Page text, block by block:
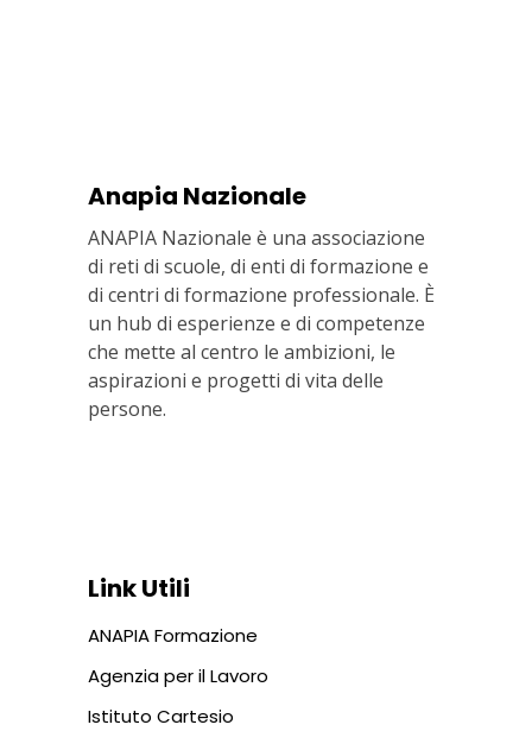
Anapia Nazionale
ANAPIA Nazionale è una associazione
di reti di scuole, di enti di formazione e
di centri di formazione professionale. È
un hub di esperienze e di competenze
che mette al centro le ambizioni, le
aspirazioni e progetti di vita delle
persone.
Link Utili
ANAPIA Formazione
Agenzia per il Lavoro
Istituto Cartesio